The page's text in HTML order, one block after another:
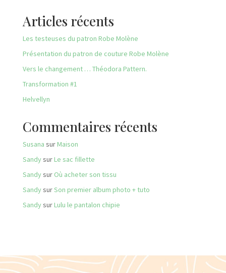
Articles récents
Les testeuses du patron Robe Molène
Présentation du patron de couture Robe Molène
Vers le changement … Théodora Pattern.
Transformation #1
Helvellyn
Commentaires récents
Susana surMaison
SandysurLe sac fillette
Sandysur Où acheter son tissu
SandysurSon premier album photo + tuto
SandysurLulu le pantalon chipie